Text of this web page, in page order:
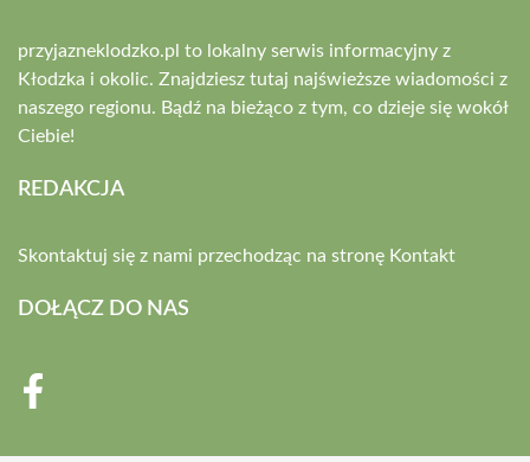
przyjazneklodzko.pl to lokalny serwis informacyjny z
Kłodzka i okolic. Znajdziesz tutaj najświeższe wiadomości z
naszego regionu. Bądź na bieżąco z tym, co dzieje się wokół
Ciebie!
REDAKCJA
Skontaktuj się z nami przechodząc na stronę Kontakt
DOŁĄCZ DO NAS